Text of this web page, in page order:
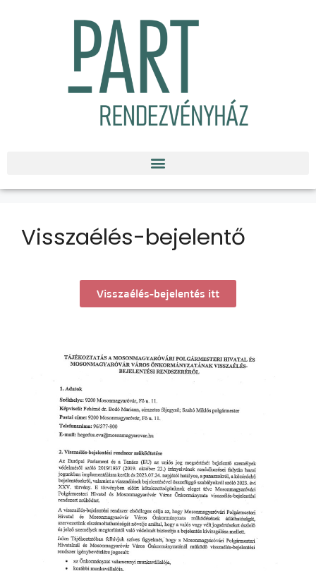
Visszaélés-bejelentő
Visszaélés-bejelentés itt